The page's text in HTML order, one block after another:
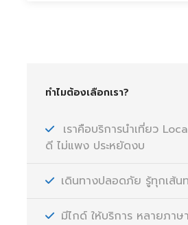
ทำไมต้องเลือกเรา?
เราคือบริการนำเที่ยว
ดี ไม่แพง ประหยัดงบ
เดินทางปลอดภัย รู้ทุกเส้น
มีไกด์ ให้บริการ หลายภา